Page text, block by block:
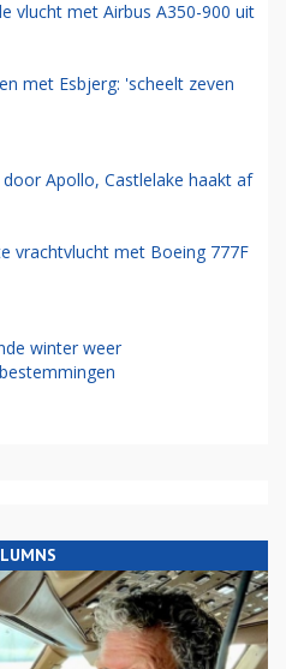
vlucht met Airbus A350-900 uit
met Esbjerg: 'scheelt zeven
Apollo, Castlelake haakt af
vrachtvlucht met Boeing 777F
winter weer